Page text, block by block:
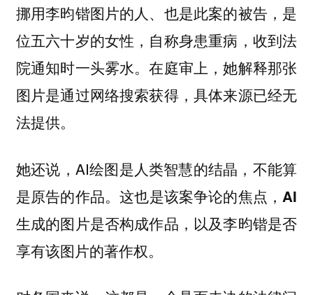
挪用李昀锴图片的人、也是此案的被告，是
位五六十岁的女性，自称身患重病，收到法
院通知时一头雾水。在庭审上，她解释那张
图片是通过网络搜索获得，具体来源已经无
法提供。
她还说，AI绘图是人类智慧的结晶，不能算
是原告的作品。这也是该案争论的焦点，AI
生成的图片是否构成作品，以及李昀锴是否
享有该图片的著作权。